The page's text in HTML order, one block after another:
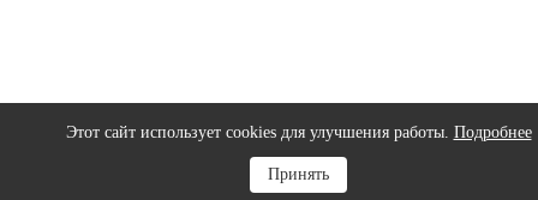
Этот сайт использует cookies для улучшения работы. Подробнее
Принять